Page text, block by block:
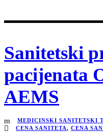
Sanitetski
pacijenata
AEMS
MEDICINSKI SANITETSKI
CENA SANITETA, CENA